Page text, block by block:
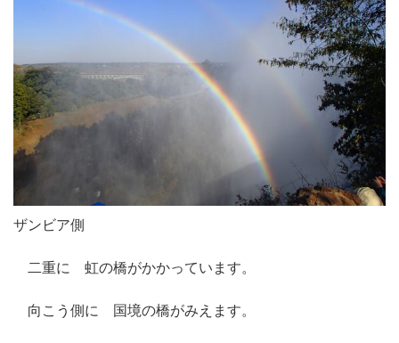
ザンビア側
二重に 虹の橋がかかっています。
向こう側に 国境の橋がみえます。